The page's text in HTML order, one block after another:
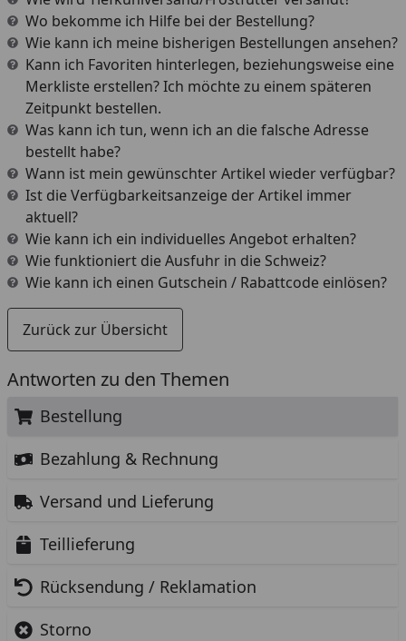
Antworten zu den Themen
Bestellung
Bezahlung & Rechnung
Versand und Lieferung
Teillieferung
Rücksendung / Reklamation
Storno
Wo bekomme ich Hilfe bei der Bestellung?
Wie kann ich meine bisherigen Bestellungen ansehen?
Kann ich Favoriten hinterlegen, beziehungsweise eine
Merkliste erstellen? Ich möchte zu einem späteren
Zeitpunkt bestellen.
Was kann ich tun, wenn ich an die falsche Adresse
bestellt habe?
Wann ist mein gewünschter Artikel wieder verfügbar?
Ist die Verfügbarkeitsanzeige der Artikel immer
aktuell?
Wie kann ich ein individuelles Angebot erhalten?
Wie funktioniert die Ausfuhr in die Schweiz?
Wie kann ich einen Gutschein / Rabattcode einlösen?
Zurück zur Übersicht